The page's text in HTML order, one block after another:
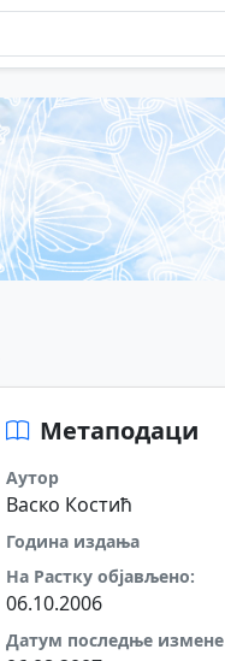
Метаподаци
Аутор
Васко Костић
Година издања
На Растку објављено:
06.10.2006
Датум последње измене